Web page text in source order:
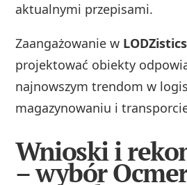
aktualnymi przepisami.
Zaangażowanie w LODZistics
projektować obiekty
najnowszym trendom w
magazynowaniu i
Wnioski i
– wybór